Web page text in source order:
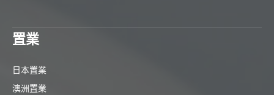
置業
日本置業
澳洲置業